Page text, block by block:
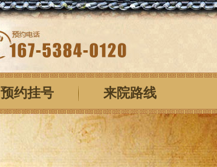
预约挂号 来院路线